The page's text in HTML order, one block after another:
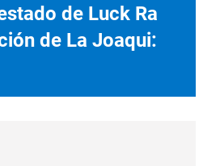
de Luck Ra
de La Joaqui: